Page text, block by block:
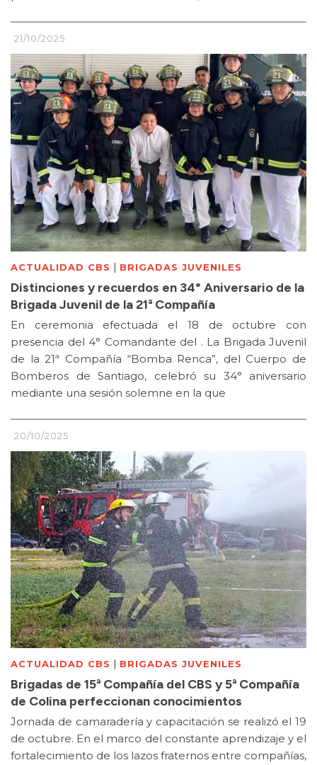
21/10/2025
ACTUALIDAD CBS | BRIGADAS JUVENILES
Distinciones y recuerdos en 34° Aniversario de la
Brigada Juvenil de la 21ª Compañía
En ceremonia efectuada el 18 de octubre con
presencia del 4° Comandante del . La Brigada Juvenil
de la 21ª Compañía “Bomba Renca”, del Cuerpo de
Bomberos de Santiago, celebró su 34° aniversario
mediante una sesión solemne en la que
20/10/2025
ACTUALIDAD CBS | BRIGADAS JUVENILES
Brigadas de 15ª Compañía del CBS y 5ª Compañía
de Colina perfeccionan conocimientos
Jornada de camaradería y capacitación se realizó el 19
de octubre. En el marco del constante aprendizaje y el
fortalecimiento de los lazos fraternos entre compañías,